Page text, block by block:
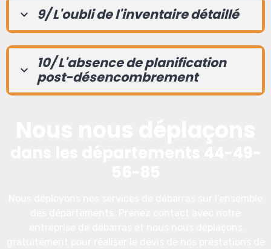
9/ L'oubli de l'inventaire détaillé
10/ L'absence de planification
post-désencombrement